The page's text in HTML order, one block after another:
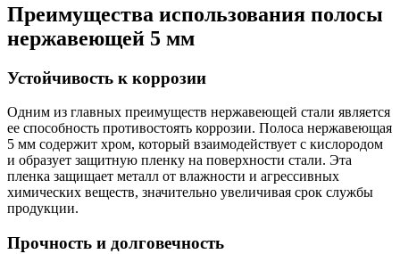
Шина
Круг
латунный
(пруток)
Лента
латунная
Лист
латунная
шпилька
Задвижки
чугунные
Группы
Ванны и
Преимущества использования полосы
нержавеющей 5 мм
Устойчивость к коррозии
Одним из главных преимуществ нержавеющей стали является
ее способность противостоять коррозии. Полоса нержавеющая
5 мм содержит хром, который взаимодействует с кислородом
и образует защитную пленку на поверхности стали. Эта
пленка защищает металл от влажности и агрессивных
химических веществ, значительно увеличивая срок службы
продукции.
Прочность и долговечность